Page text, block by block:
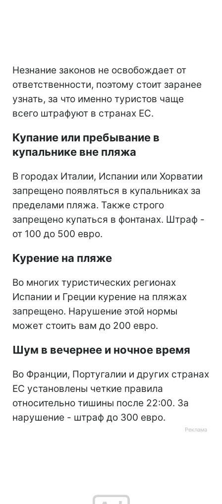
Незнание законов не освобождает от
ответственности, поэтому стоит заранее
узнать, за что именно туристов чаще
всего штрафуют в странах ЕС.
Купание или пребывание в
купальнике вне пляжа
В городах Италии, Испании или Хорватии
запрещено появляться в купальниках за
пределами пляжа. Также строго
запрещено купаться в фонтанах. Штраф -
от 100 до 500 евро.
Курение на пляже
Во многих туристических регионах
Испании и Греции курение на пляжах
запрещено. Нарушение этой нормы
может стоить вам до 200 евро.
Шум в вечернее и ночное время
Во Франции, Португалии и других странах
ЕС установлены четкие правила
относительно тишины после 22:00. За
нарушение - штраф до 300 евро.